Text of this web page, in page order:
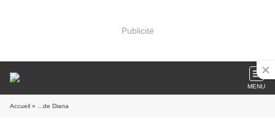
Publicité
MENU
Accueil » ...de Diana